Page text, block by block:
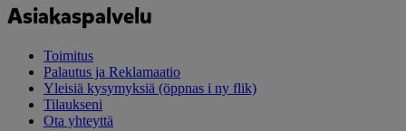
Asiakaspalvelu
Toimitus
Palautus ja Reklamaatio
Yleisiä kysymyksiä (öppnas i ny flik)
Tilaukseni
Ota yhteyttä